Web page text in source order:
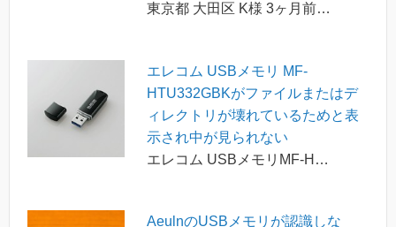
東京都 大田区 K様 3ヶ月前…
エレコム USBメモリ MF-
HTU332GBKがファイルまたはデ
ィレクトリが壊れているためと表
示され中が見られない
エレコム USBメモリMF-H…
AeulnのUSBメモリが認識しな